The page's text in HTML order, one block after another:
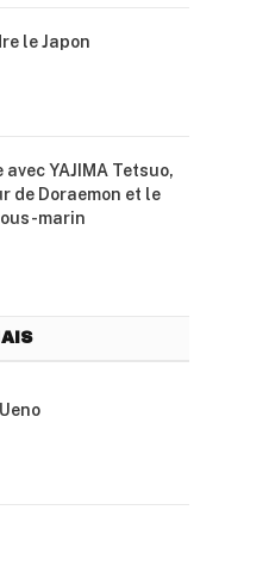
le Japon
avec YAJIMA Tetsuo,
de Doraemon et le
marin